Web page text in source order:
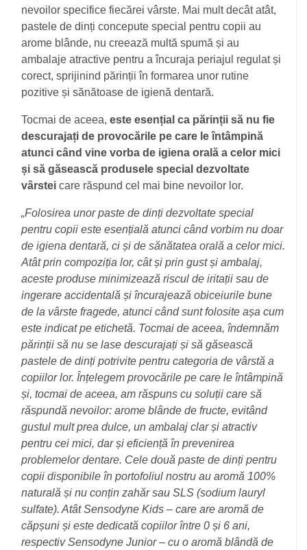
nevoilor specifice fiecărei vârste. Mai mult decât atât,
pastele de dinți concepute special pentru copii au
arome blânde, nu creează multă spumă și au
ambalaje atractive pentru a încuraja periajul regulat și
corect, sprijinind părinții în formarea unor rutine
pozitive și sănătoase de igienă dentară.
Tocmai de aceea, este esențial ca părinții să nu fie
descurajați de provocările pe care le întâmpină
atunci când vine vorba de igiena orală a celor mici
și să găsească produsele special dezvoltate
vârstei care răspund cel mai bine nevoilor lor.
„Folosirea unor paste de dinți dezvoltate special
pentru copii este esențială atunci când vorbim nu doar
de igiena dentară, ci și de sănătatea orală a celor mici.
Atât prin compoziția lor, cât și prin gust și ambalaj,
aceste produse minimizează riscul de iritații sau de
ingerare accidentală și încurajează obiceiurile bune
de la vârste fragede, atunci când sunt folosite așa cum
este indicat pe etichetă. Tocmai de aceea, îndemnăm
părinții să nu se lase descurajați și să găsească
pastele de dinți potrivite pentru categoria de vârstă a
copiilor lor. Înțelegem provocările pe care le întâmpină
și, tocmai de aceea, am răspuns cu soluții care să
răspundă nevoilor: arome blânde de fructe, evitând
gustul mult prea dulce, un ambalaj clar și atractiv
pentru cei mici, dar și eficiență în prevenirea
problemelor dentare. Cele două paste de dinți pentru
copii disponibile în portofoliul nostru au aromă 100%
naturală și nu conțin zahăr sau SLS (sodium lauryl
sulfate). Atât Sensodyne Kids – care are aromă de
căpșuni și este dedicată copiilor între 0 și 6 ani,
respectiv Sensodyne Junior – cu o aromă blândă de